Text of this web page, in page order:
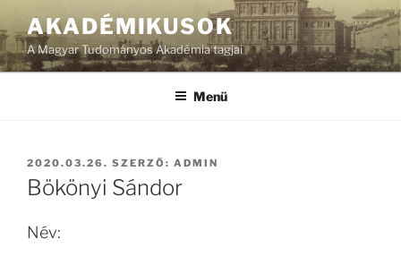
AKADÉMIKUSOK
A Magyar Tudományos Akadémia tagjai
Menü
BEKÜLDVE:
2020.03.26. SZERZŐ: ADMIN
Bökönyi Sándor
Név: